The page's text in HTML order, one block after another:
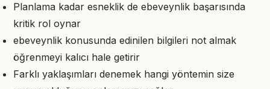
Planlama kadar esneklik de ebeveynlik başarısında
kritik rol oynar
ebeveynlik konusunda edinilen bilgileri not almak
öğrenmeyi kalıcı hale getirir
Farklı yaklaşımları denemek hangi yöntemin size